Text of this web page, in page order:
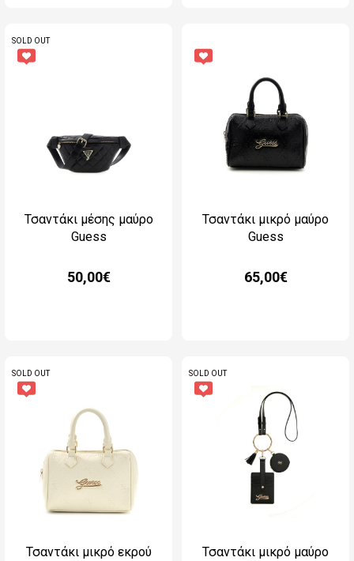
SOLD OUT
Τσαντάκι μέσης μαύρο
Guess
50,00€
Τσαντάκι μικρό μαύρο
Guess
65,00€
SOLD OUT
Τσαντάκι μικρό εκρού
SOLD OUT
Τσαντάκι μικρό μαύρο